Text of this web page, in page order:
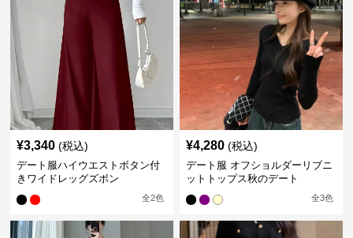
¥3,340 (税込)
デート服ハイウエストボタン付
きワイドレッグズボン
全2色
¥4,280 (税込)
デート服 オフショルダーリブニ
ットトップス秋のデート
全3色